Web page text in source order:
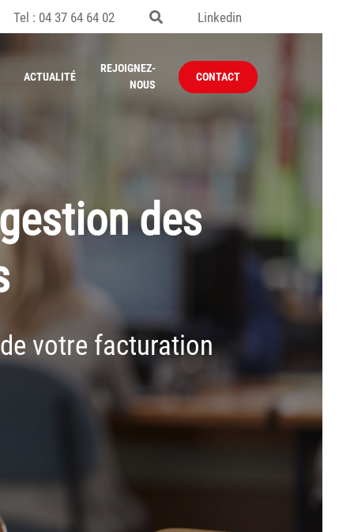
Tel : 04 37 64 64 02 Linkedin
ACTUALITÉ
REJOIGNEZ-
NOUS
CONTACT
des
votre facturation